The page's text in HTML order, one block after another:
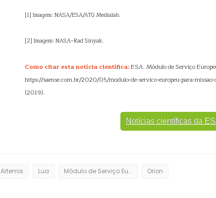
[1] Imagem: NASA/ESA/ATG Medialab.
[2] Imagem: NASA–Rad Sinyak.
Como citar esta notícia científica:ESA. Módulo de Serviço
https://saense.com.br/2020/05/modulo-de-servico-europeu-para-
(2019).
Notícias científicas da
Artemis Lua Módulo de Serviço Europeu Orion